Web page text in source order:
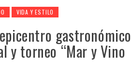
VIDA Y ESTILO
gastronómico
y torneo “Mar y Vino